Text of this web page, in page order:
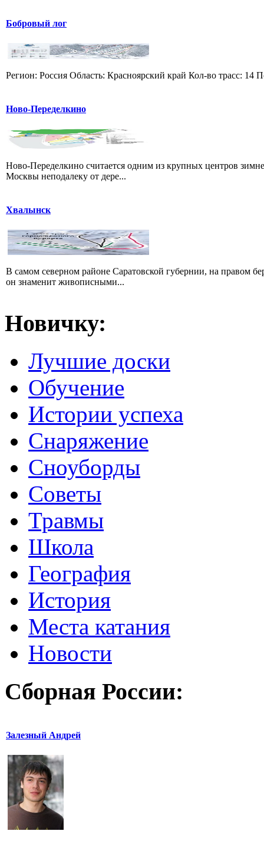
Бобровый лог
Регион: Россия Область: Красноярский край Кол-во трасс:
Ново-Переделкино
Ново-Переделкино считается одним из крупных центров
Москвы неподалеку от дере...
Хвалынск
В самом северном районе Саратовской губернии, на правом
он знаменит живописными...
Новичку:
Лучшие доски
Обучение
Истории успеха
Снаряжение
Сноуборды
Советы
Травмы
Школа
География
История
Места катания
Новости
Сборная России:
Залезный Андрей